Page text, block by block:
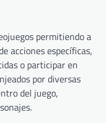
permitiendo a
acciones específicas,
o participar en
por diversas
del juego,